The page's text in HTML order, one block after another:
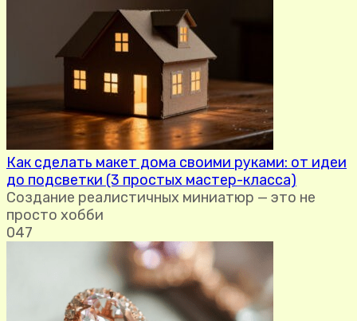
Как сделать макет дома своими руками: от идеи
до подсветки (3 простых мастер-класса)
Создание реалистичных миниатюр — это не
просто хобби
047